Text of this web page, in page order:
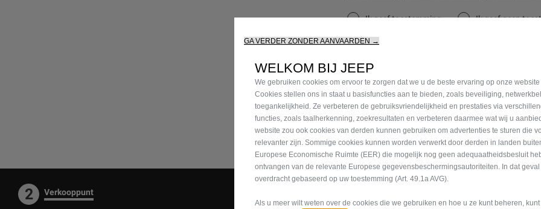
Ik geef toestemming Ik geef geen
Ik geef toestemming
Ik geef toestemming
VERDER
2 Verkooppunt
GA VERDER ZONDER AANVAARDEN →
WELKOM BIJ JEEP
We gebruiken cookies om ervoor te zorgen dat we u de beste ervaring op onze
Cookies stellen ons in staat u basisfuncties aan te bieden, zoals beveiliging,
toegankelijkheid. Ze verbeteren de gebruiksvriendelijkheid en prestaties via
functies, zoals taalherkenning, zoekresultaten en verbeteren daarmee wat wij u
website zou ook cookies van derden kunnen gebruiken om advertenties te sturen die
relevanter zijn. Sommige cookies kunnen worden verwerkt door derden in landen
Europese Economische Ruimte (EER) die mogelijk nog geen adequaatheidsbesluit
ontvangen van de relevante Europese gegevensbeschermingsautoriteiten. In dat geval
overdracht gebaseerd op uw toestemming (Art. 49.1a AVG).
Als u meer wilt weten over de cookies die we gebruiken en hoe u ze kunt beheren,